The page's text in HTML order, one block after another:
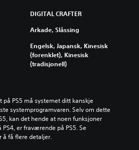
DIGITAL CRAFTER
Arkade, Slåssing
Engelsk, Japansk, Kinesisk
(forenklet), Kinesisk
(tradisjonell)
på PS5 må systemet ditt kanskje
systemprogramvaren. Selv om dette
kan det hende at noen funksjoner
er fraværende på PS5. Se
å få flere detaljer.